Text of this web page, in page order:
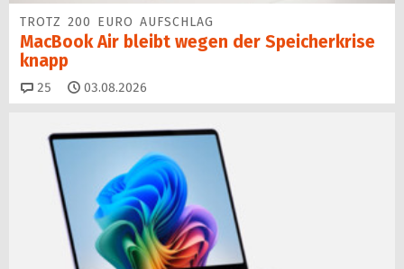
TROTZ 200 EURO AUFSCHLAG
MacBook Air bleibt wegen der Speicherkrise
knapp
25 Kommentare
03.08.2026